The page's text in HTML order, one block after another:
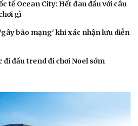
tế Ocean City: Hết đau đầu với câu
gì
bão mạng' khi xác nhận lưu diễn
đi đầu trend đi chơi Noel sớm